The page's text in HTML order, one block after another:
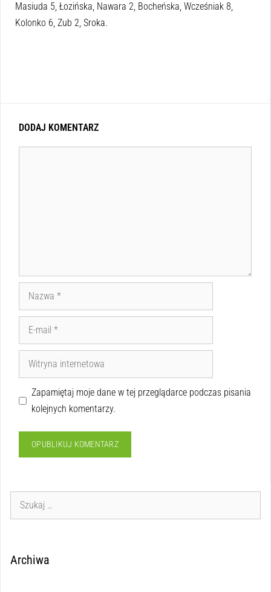
Masiuda 5, Łozińska, Nawara 2, Bocheńska, Wcześniak 8,
Kolonko 6, Zub 2, Sroka.
DODAJ KOMENTARZ
Zapamiętaj moje dane w tej przeglądarce podczas pisania
kolejnych komentarzy.
Archiwa